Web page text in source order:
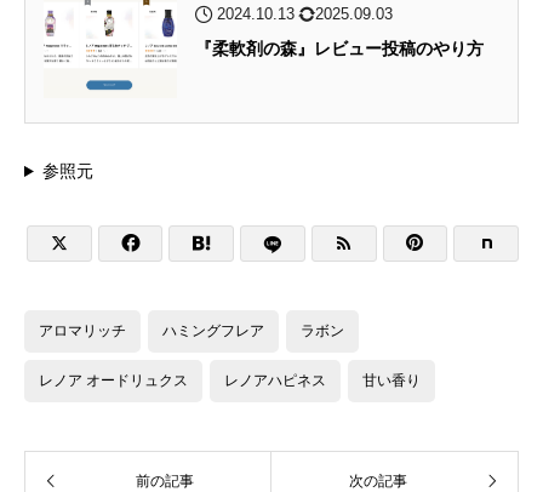
2024.10.13 2025.09.03
『柔軟剤の森』レビュー投稿のやり方
参照元
    
アロマリッチ ハミングフレア ラボン
レノア オードリュクス レノアハピネス 甘い香り
前の記事 次の記事